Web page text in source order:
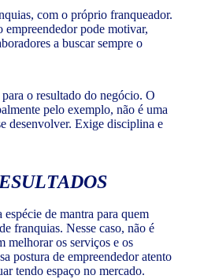
com o próprio franqueador.
pode motivar,
a buscar sempre o
o resultado do negócio. O
pelo exemplo, não é uma
desenvolver. Exige disciplina e
de mantra para quem
franquias. Nesse caso, não é
melhorar os serviços e os
postura de empreendedor atento
tendo espaço no mercado.